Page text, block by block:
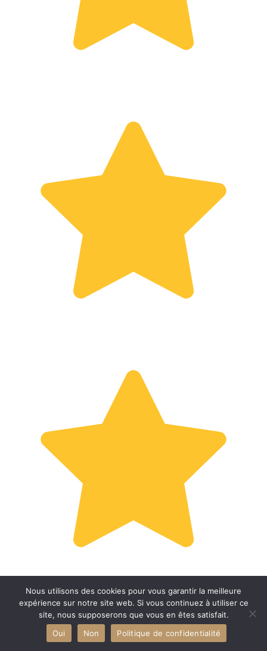
Nous utilisons des cookies pour vous garantir la meilleure
expérience sur notre site web. Si vous continuez à utiliser ce
site, nous supposerons que vous en êtes satisfait.
Oui
Non Politique de confidentialité